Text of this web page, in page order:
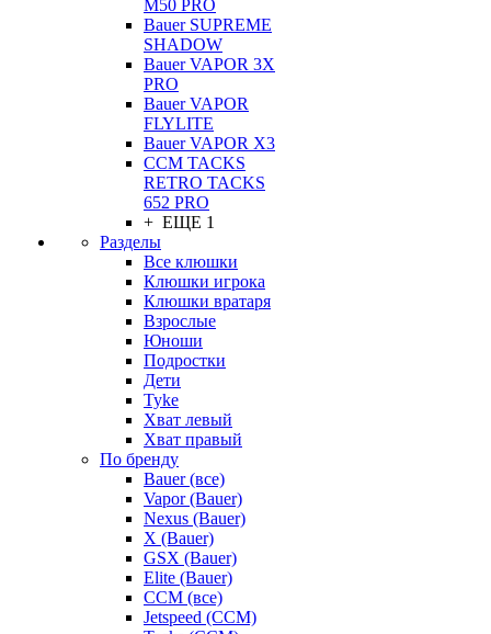
M50 PRO
Bauer SUPREME
SHADOW
Bauer VAPOR 3X
PRO
Bauer VAPOR
FLYLITE
Bauer VAPOR X3
CCM TACKS
RETRO TACKS
652 PRO
+ ЕЩЕ 1
Разделы
Все клюшки
Клюшки игрока
Клюшки вратаря
Взрослые
Юноши
Подростки
Дети
Tyke
Хват левый
Хват правый
По бренду
Bauer (все)
Vapor (Bauer)
Nexus (Bauer)
X (Bauer)
GSX (Bauer)
Elite (Bauer)
CCM (все)
Jetspeed (CCM)